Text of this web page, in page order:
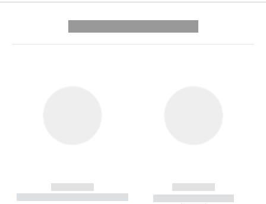
------------
----------- ----------- --------
------------
----------- -----------